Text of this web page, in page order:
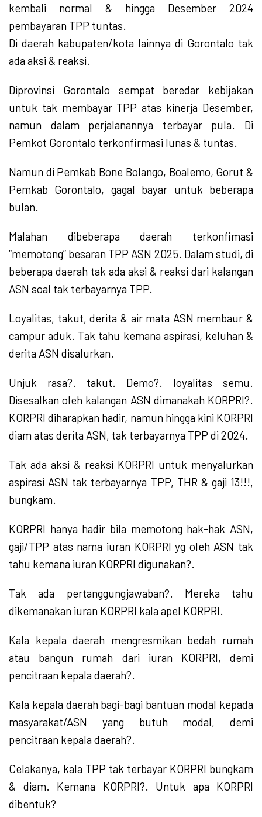
kembali normal & hingga Desember 2024
pembayaran TPP tuntas.
Di daerah kabupaten/kota lainnya di Gorontalo tak
ada aksi & reaksi.
Diprovinsi Gorontalo sempat beredar kebijakan
untuk tak membayar TPP atas kinerja Desember,
namun dalam perjalanannya terbayar pula. Di
Pemkot Gorontalo terkonfirmasi lunas & tuntas.
Namun di Pemkab Bone Bolango, Boalemo, Gorut &
Pemkab Gorontalo, gagal bayar untuk beberapa
bulan.
Malahan dibeberapa daerah terkonfimasi
“memotong” besaran TPP ASN 2025. Dalam studi, di
beberapa daerah tak ada aksi & reaksi dari kalangan
ASN soal tak terbayarnya TPP.
Loyalitas, takut, derita & air mata ASN membaur &
campur aduk. Tak tahu kemana aspirasi, keluhan &
derita ASN disalurkan.
Unjuk rasa?. takut. Demo?. loyalitas semu.
Disesalkan oleh kalangan ASN dimanakah KORPRI?.
KORPRI diharapkan hadir, namun hingga kini KORPRI
diam atas derita ASN, tak terbayarnya TPP di 2024.
Tak ada aksi & reaksi KORPRI untuk menyalurkan
aspirasi ASN tak terbayarnya TPP, THR & gaji 13!!!,
bungkam.
KORPRI hanya hadir bila memotong hak-hak ASN,
gaji/TPP atas nama iuran KORPRI yg oleh ASN tak
tahu kemana iuran KORPRI digunakan?.
Tak ada pertanggungjawaban?. Mereka tahu
dikemanakan iuran KORPRI kala apel KORPRI.
Kala kepala daerah mengresmikan bedah rumah
atau bangun rumah dari iuran KORPRI, demi
pencitraan kepala daerah?.
Kala kepala daerah bagi-bagi bantuan modal kepada
masyarakat/ASN yang butuh modal, demi
pencitraan kepala daerah?.
Celakanya, kala TPP tak terbayar KORPRI bungkam
& diam. Kemana KORPRI?. Untuk apa KORPRI
dibentuk?